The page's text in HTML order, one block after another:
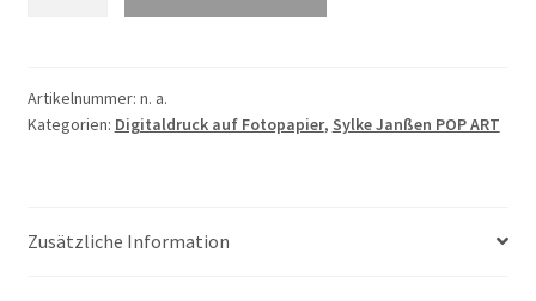
Nr.
20
Artikelnummer: n. a.
Kategorien: Digitaldruck auf Fotopapier, Sylke Janßen POP ART
Zusätzliche Information